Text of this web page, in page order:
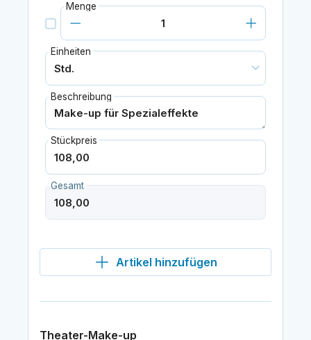
Menge
Einheiten
Beschreibung
Stückpreis
Gesamt
Artikel hinzufügen
Theater-Make-up